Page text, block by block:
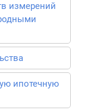
измерений
ипотечную